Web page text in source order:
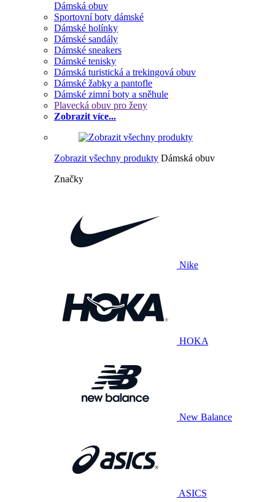
Dámská obuv
Sportovní boty dámské
Dámské holínky
Dámské sandály
Dámské sneakers
Dámské tenisky
Dámská turistická a trekingová obuv
Dámské žabky a pantofle
Dámské zimní boty a sněhule
Plavecká obuv pro ženy
Zobrazit více...
Zobrazit všechny produkty Dámská obuv
Značky
Nike
HOKA
New Balance
ASICS